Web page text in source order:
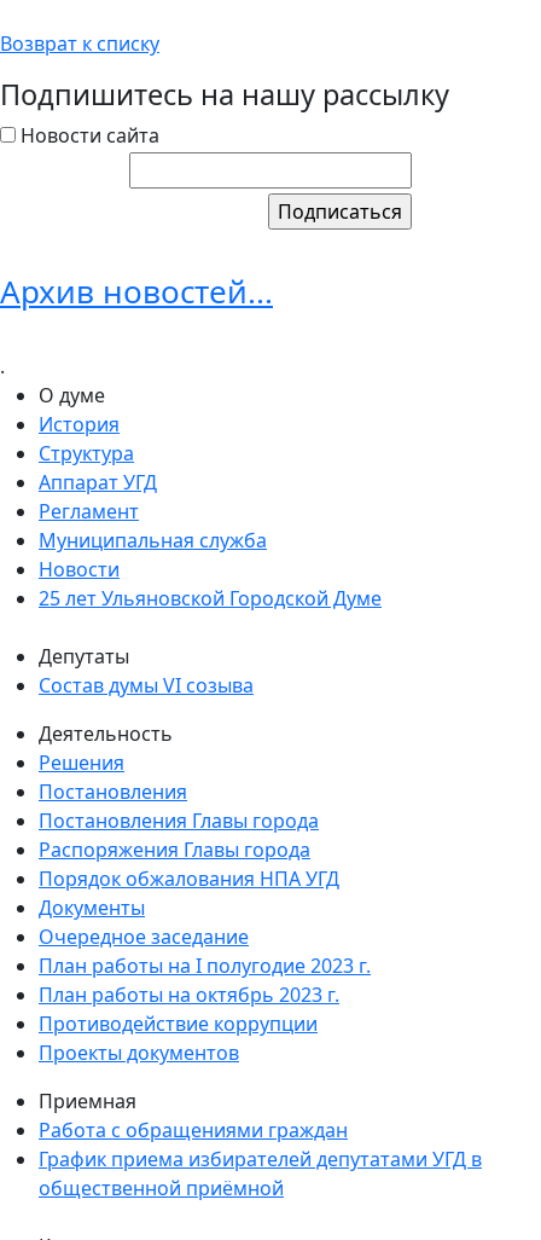
Возврат к списку
Подпишитесь на нашу рассылку
Новости сайта
Архив новостей...
.
О думе
История
Структура
Аппарат УГД
Регламент
Муниципальная служба
Новости
25 лет Ульяновской Городской Думе
Депутаты
Состав думы VI созыва
Деятельность
Решения
Постановления
Постановления Главы города
Распоряжения Главы города
Порядок обжалования НПА УГД
Документы
Очередное заседание
План работы на I полугодие 2023 г.
План работы на октябрь 2023 г.
Противодействие коррупции
Проекты документов
Приемная
Работа с обращениями граждан
График приема избирателей депутатами УГД в
общественной приёмной